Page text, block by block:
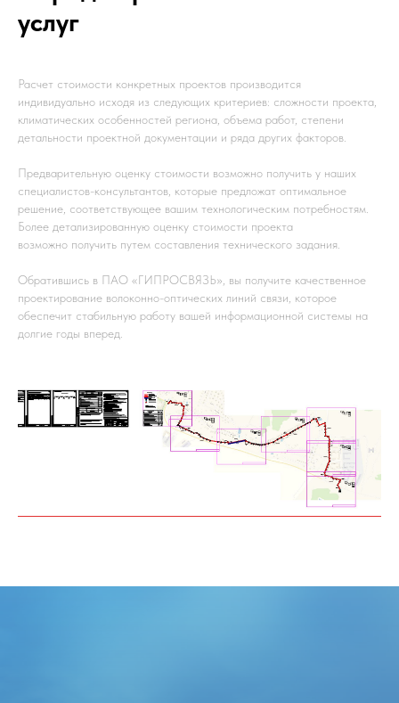
услуг
Расчет стоимости конкретных проектов производится
индивидуально исходя из следующих критериев: сложности проекта,
климатических особенностей региона, объема работ, степени
детальности проектной документации и ряда других факторов.
Предварительную оценку стоимости возможно получить у наших
специалистов-консультантов, которые предложат оптимальное
решение, соответствующее вашим технологическим потребностям.
Более детализированную оценку стоимости проекта
возможно получить путем составления технического задания.
Обратившись в ПАО «ГИПРОСВЯЗЬ», вы получите качественное
проектирование волоконно-оптических линий связи, которое
обеспечит стабильную работу вашей информационной системы на
долгие годы вперед.